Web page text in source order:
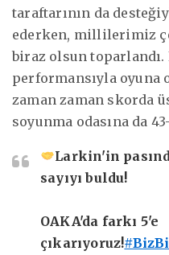
taraftarının da
ederken, millilerimiz
biraz olsun toparlandı.
performansıyla
zaman zaman skorda
soyunma odasına da
Larkin'in
sayıyı buldu!
OAKA'da farkı 5'e
çıkarıyoruz!